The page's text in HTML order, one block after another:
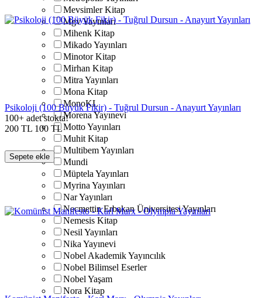
Mevsimler Kitap
Mgv Yayınları
Mihenk Kitap
Mikado Yayınları
Minotor Kitap
Mirhan Kitap
Mitra Yayınları
Mona Kitap
MonoKL
Morena Yayınevi
Motto Yayınları
Muhit Kitap
Multibem Yayınları
Mundi
Müptela Yayınları
Myrina Yayınları
Nar Yayınları
Necmettin Erbakan Üniversitesi Yayınları
Nemesis Kitap
Nesil Yayınları
Nika Yayınevi
Nobel Akademik Yayıncılık
Nobel Bilimsel Eserler
Nobel Yaşam
Nora Kitap
Psikoloji (100 Büyük Fikir) - Tuğrul Dursun - Anayurt Yayınları
100+ adet stokta!
200 TL 100 TL
Sepete ekle